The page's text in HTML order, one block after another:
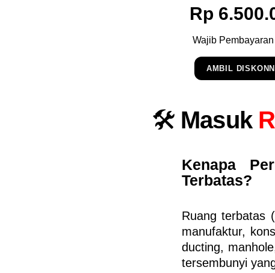
Rp
Wajib
AMBIL
🛠️ Masuk
Kenapa
Terbatas?
Ruang terbatas
manufaktur,
ducting,
tersembunyi